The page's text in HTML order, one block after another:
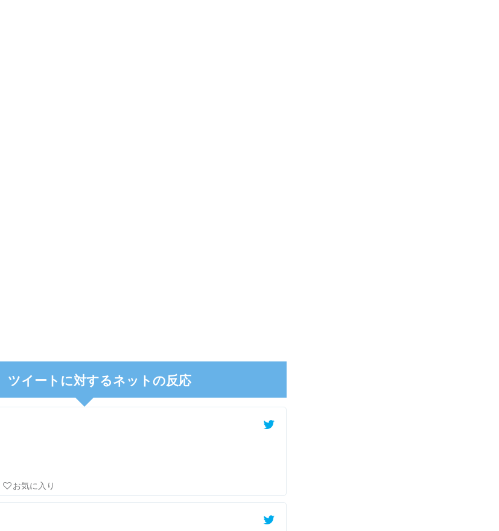
ツイートに対するネットの反応
お気に入り